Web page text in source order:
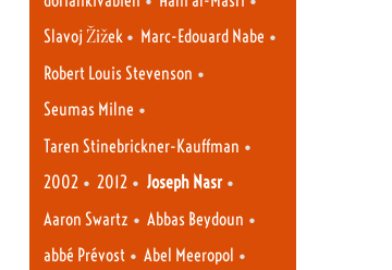
Slavoj Žižek • Marc-Edouard Nabe •
Robert Louis Stevenson •
Seumas Milne •
Taren Stinebrickner-Kauffman •
2002 • 2012 • Joseph Nasr•
Aaron Swartz • Abbas Beydoun •
abbé Prévost • Abel Meeropol •